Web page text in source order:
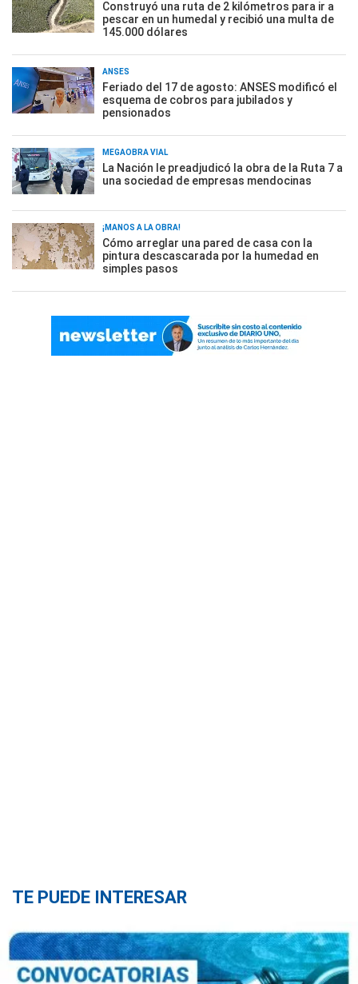
Construyó una ruta de 2 kilómetros para ir a
pescar en un humedal y recibió una multa de
145.000 dólares
ANSES
Feriado del 17 de agosto: ANSES modificó el
esquema de cobros para jubilados y
pensionados
MEGAOBRA VIAL
La Nación le preadjudicó la obra de la Ruta 7 a
una sociedad de empresas mendocinas
¡MANOS A LA OBRA!
Cómo arreglar una pared de casa con la
pintura descascarada por la humedad en
simples pasos
TE PUEDE INTERESAR